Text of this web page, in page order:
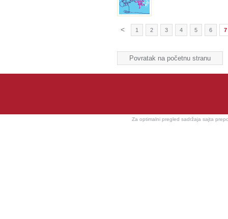
< 1 2 3 4 5 6 7
Povratak na početnu stranu
Za optimalni pregled sadržaja sajta